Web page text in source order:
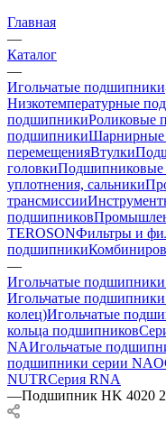
Главная
—
Каталог
—
Игольчатые подшипники
Низкотемпературные
подшипникиРоликовые
подшипники
перемещенияВтулки
головкиПодшипниковые
уплотнения, сальники
трансмиссии
подшипников
TEROSONФильтры и
подшипники
—
Игольчатые
Игольчатые
колец)Игольчатые
кольца подшипников
NAИгольчатые
подшипники серии NAO
NUTRСерия RNA
—Подшипник HK 4020